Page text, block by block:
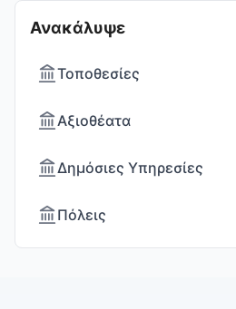
Ανακάλυψε
Τοποθεσίες
Αξιοθέατα
Δημόσιες Υπηρεσίες
Πόλεις